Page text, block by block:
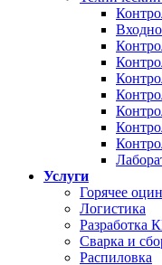
Услуги
Горячее
Логистика
Разработка
Сварка и
Распиловка